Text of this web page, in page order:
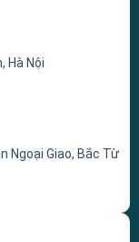
Hà Nội
Ngoại Giao, Bắc Từ